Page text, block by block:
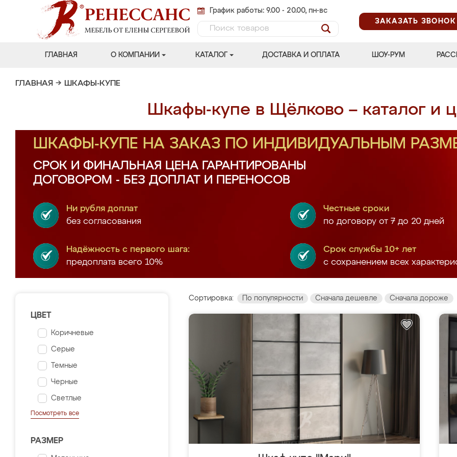
График работы: 9.00 - 20.00, пн-вс
ЗАКАЗАТЬ ЗВОНОК
ГЛАВНАЯ О КОМПАНИИ КАТАЛОГ ДОСТАВКА И ОПЛАТА ШОУ-РУМ
ГЛАВНАЯ → ШКАФЫ-КУПЕ
Шкафы-купе в Щёлково – каталог и
ШКАФЫ-КУПЕ НА ЗАКАЗ ПО ИНДИВИДУАЛЬНЫМ
СРОК И ФИНАЛЬНАЯ ЦЕНА ГАРАНТИРОВАНЫ
ДОГОВОРОМ - БЕЗ ДОПЛАТ И ПЕРЕНОСОВ
Ни рубля доплат
без согласования
Честные сроки
по договору от 7 до 20 дней
Надёжность с первого шага:
предоплата всего 10%
Срок службы 10+ лет
с сохранением всех
ЦВЕТ
Коричневые
Серые
Темные
Черные
Светлые
Посмотреть все
РАЗМЕР
Сортировка: По популярности Сначала дешевле Сначала дороже